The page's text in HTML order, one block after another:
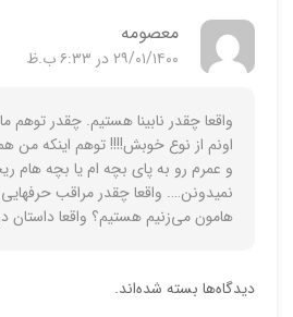
معصومه
۲۹/۰۱/۱۴۰۰ در ۶:۳۳ ب.ظ
واقعا چقدر نابینا هستیم. چقدر توهم
اونم از نوع خوبش!!!! توهم اینکه من
و عمرم رو به پای بچه ام یا بچه هام
نمیدونن…. واقعا چقدر مراقب حرفهایی
هامون می‌زنیم هستیم؟ واقعا داستان
دیدگاه‌ها بسته شده‌اند.